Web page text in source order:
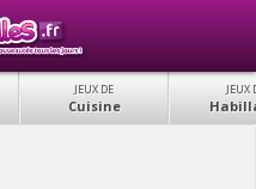
JEUX DE
Cuisine
JEUX